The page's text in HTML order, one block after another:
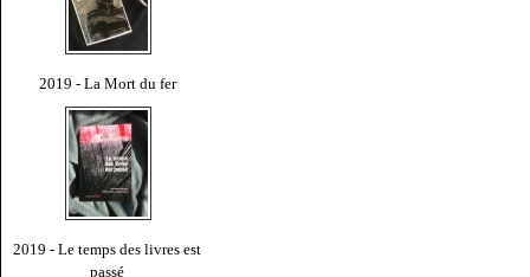
2019 - La Mort du fer
2019 - Le temps des livres est
passé